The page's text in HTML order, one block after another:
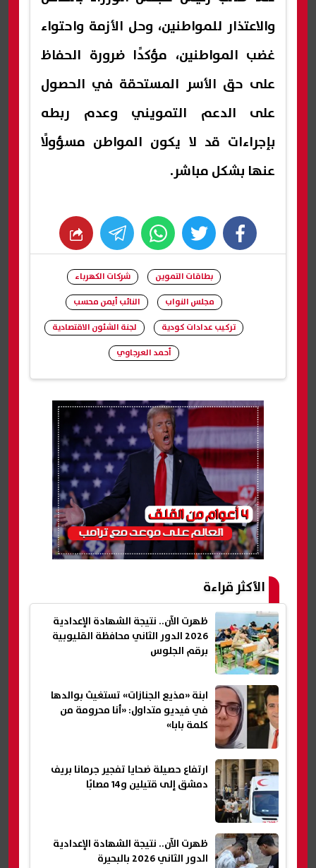
والاعتذار للمواطنين، وحل الأزمة واحتواء
غضب المواطنين، مؤكدًا ضرورة الحفاظ
على حق الأسر المستحقة في الحصول
على الدعم التمويني وعدم ربطه
بإجراءات قد لا يكون المواطن مسؤولًا
عنها بشكل مباشر.
facebook
twitter
whats
بطاقات التموين
شركات الكهرباء
مجلس النواب
النائب أيمن محسب
تركيب عدادات كودية
لجنة الشئون الاقتصادية
أحمد العرجاوي
الأكثر قراءة
ظهرت الآن.. نتيجة الشهادة الإعدادية
2026 الدور الثاني محافظة القليوبية
برقم الجلوس
ابنة «مذيع الجنازات» تستغيث بوالدها
في فيديو متداول: «أنا محرومة من
كلمة بابا»
ارتفاع حصيلة ضحايا تفجير جرمانا بريف
دمشق إلى قتيلين و14 مصابًا
ظهرت الآن.. نتيجة الشهادة الإعدادية
الدور الثاني 2026 بالبحيرة